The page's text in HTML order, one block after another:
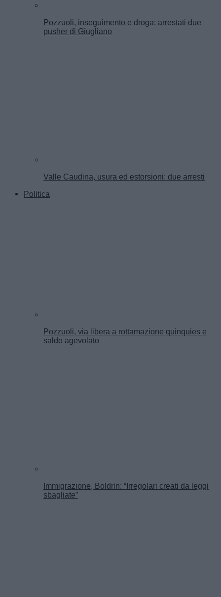
Pozzuoli, inseguimento e droga: arrestati due
pusher di Giugliano
Valle Caudina, usura ed estorsioni: due arresti
Politica
Pozzuoli, via libera a rottamazione quinquies e
saldo agevolato
Immigrazione, Boldrin: “Irregolari creati da leggi
sbagliate”